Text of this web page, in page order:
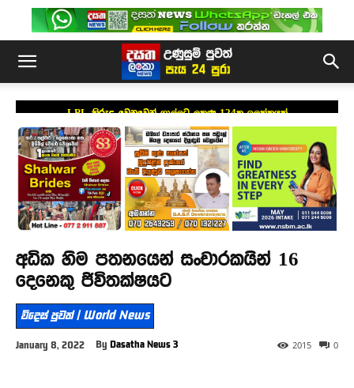
LPL කිරුළ වෙනුවෙන් ගාල්ලට ලකුණු 124ක ඉලක්කයක්
අධික හිම පතනයෙන් සංචාරකයින් 16
දෙනෙකු ජිවිතක්ෂයට
විදෙස් පුවත් | World News
January 8, 2022 By Dasatha News 3 0
2015